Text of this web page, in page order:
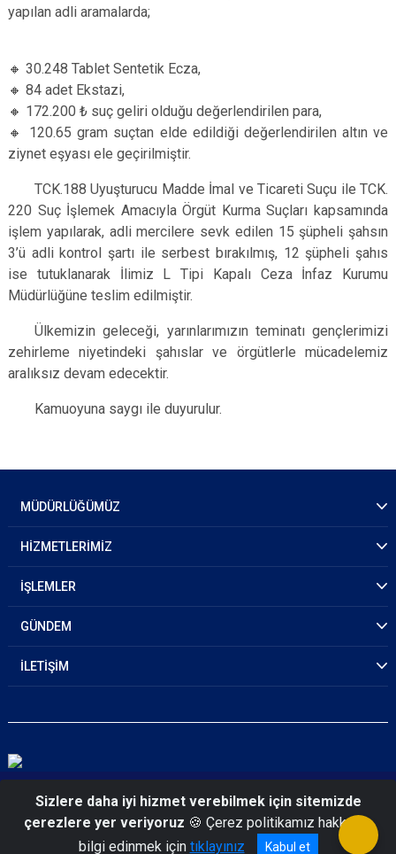
yapılan adli aramalarda;
🔸️ 30.248 Tablet Sentetik Ecza,
🔸️ 84 adet Ekstazi,
🔸 172.200 ₺ suç geliri olduğu değerlendirilen para,
🔸 120.65 gram suçtan elde edildiği değerlendirilen altın ve
ziynet eşyası ele geçirilmiştir.
TCK.188 Uyuşturucu Madde İmal ve Ticareti Suçu ile TCK.
220 Suç İşlemek Amacıyla Örgüt Kurma Suçları kapsamında
işlem yapılarak, adli mercilere sevk edilen 15 şüpheli şahsın
3’ü adli kontrol şartı ile serbest bırakılmış, 12 şüpheli şahıs
ise tutuklanarak İlimiz L Tipi Kapalı Ceza İnfaz Kurumu
Müdürlüğüne teslim edilmiştir.
Ülkemizin geleceği, yarınlarımızın teminatı gençlerimizi
zehirleme niyetindeki şahıslar ve örgütlerle mücadelemiz
aralıksız devam edecektir.
Kamuoyuna saygı ile duyurulur.
MÜDÜRLÜĞÜMÜZ
HİZMETLERİMİZ
İŞLEMLER
GÜNDEM
İLETİŞİM
© 2026 Çorum Emniyet Müdürlüğü
Sizlere daha iyi hizmet verebilmek için sitemizde
çerezlere yer veriyoruz 🍪 Çerez politikamız hakkında
bilgi edinmek için tıklayınız Kabul et